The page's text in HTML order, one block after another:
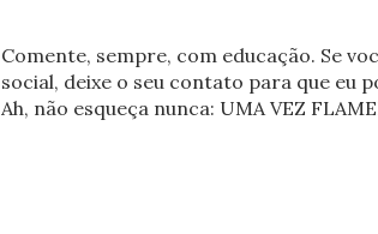
Comente, sempre, com educação. Se
social, deixe o seu contato para que eu
Ah, não esqueça nunca: UMA VEZ